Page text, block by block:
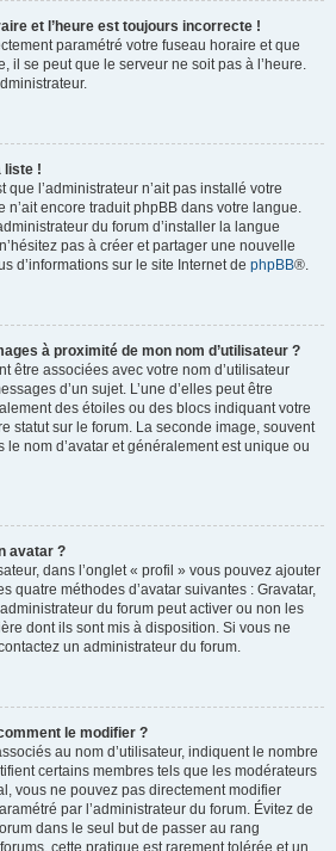
et l’heure est toujours incorrecte !
paramétré votre fuseau horaire et que
il se peut que le serveur ne soit pas à l’heure.
liste !
l’administrateur n’ait pas installé votre
n’ait encore traduit phpBB dans votre langue.
du forum d’installer la langue
pas à créer et partager une nouvelle
d’informations sur le site Internet de phpBB®.
à proximité de mon nom d’utilisateur ?
être associées avec votre nom d’utilisateur
d’un sujet. L’une d’elles peut être
des étoiles ou des blocs indiquant votre
statut sur le forum. La seconde image, souvent
nom d’avatar et généralement est unique ou
avatar ?
dans l’onglet « profil » vous pouvez ajouter
quatre méthodes d’avatar suivantes : Gravatar,
du forum peut activer ou non les
dont ils sont mis à disposition. Si vous ne
un administrateur du forum.
le modifier ?
au nom d’utilisateur, indiquent le nombre
certains membres tels que les modérateurs
vous ne pouvez pas directement modifier
par l’administrateur du forum. Évitez de
dans le seul but de passer au rang
cette pratique est rarement tolérée et un